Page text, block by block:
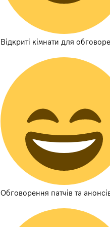
Відкриті кімнати для
Обговорення патчів та